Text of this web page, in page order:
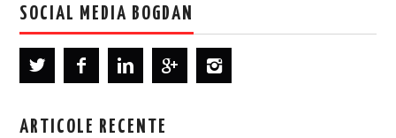
SOCIAL MEDIA BOGDAN
ARTICOLE RECENTE